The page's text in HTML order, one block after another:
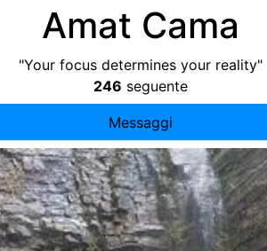
Amat Cama
"Your focus determines your reality"
246 seguente
Messaggi